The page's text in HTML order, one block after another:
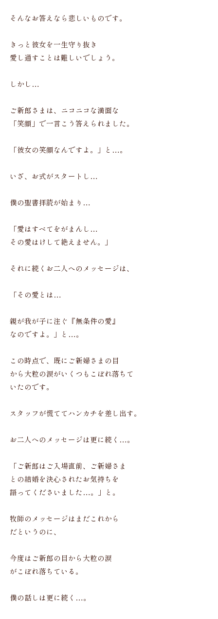
そんなお答えなら悲しいものです。
きっと彼女を一生守り抜き
愛し通すことは難しいでしょう。
しかし…
ご新郎さまは、ニコニコな満面な
「笑顔」で一言こう答えられました。
「彼女の笑顔なんですよ。」と…。
いざ、お式がスタートし…
僕の聖書拝読が始まり…
「愛はすべてをがまんし…
その愛はけして絶えません。」
それに続くお二人へのメッセージは、
「その愛とは…
親が我が子に注ぐ『無条件の愛』
なのですよ。」と…。
この時点で、既にご新婦さまの目
から大粒の涙がいくつもこぼれ落ちて
いたのです。
スタッフが慌ててハンカチを差し出す。
お二人へのメッセージは更に続く…。
「ご新郎はご入場直前、ご新婦さま
との結婚を決心されたお気持ちを
語ってくださいました…。」と。
牧師のメッセージはまだこれから
だというのに、
今度はご新郎の目から大粒の涙
がこぼれ落ちている。
僕の話しは更に続く…。